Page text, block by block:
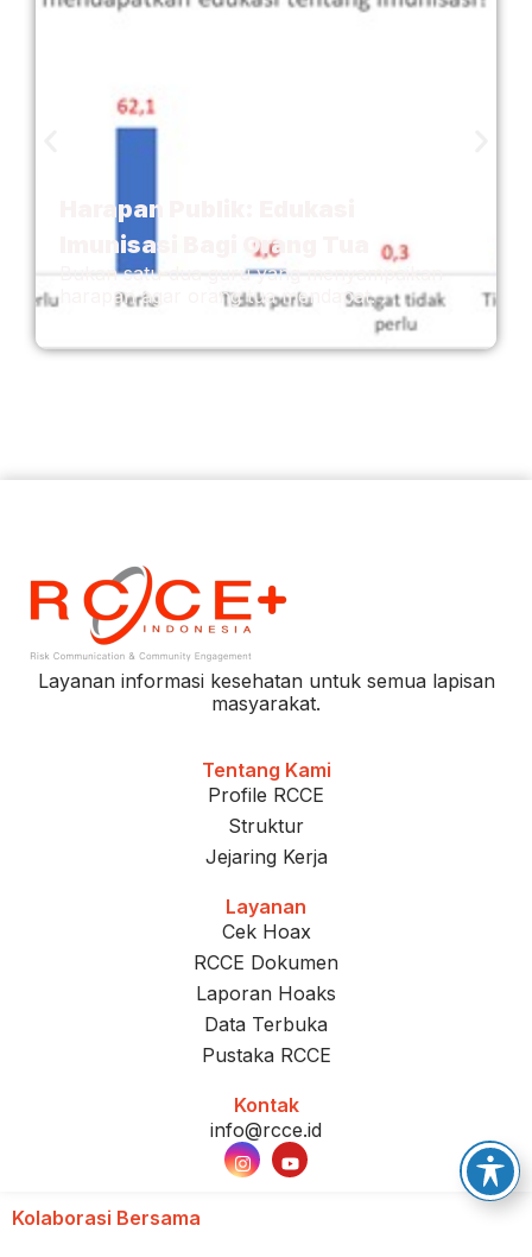
Harapan Publik: Edukasi
Imunisasi Bagi Orang Tua
Bukan satu-dua guru yang menyampaikan
harapan agar orang tua mendapat. . .
Layanan informasi kesehatan untuk semua lapisan
masyarakat.
Tentang Kami
Profile RCCE
Struktur
Jejaring Kerja
Layanan
Cek Hoax
RCCE Dokumen
Laporan Hoaks
Data Terbuka
Pustaka RCCE
Kontak
info@rcce.id
Kolaborasi Bersama